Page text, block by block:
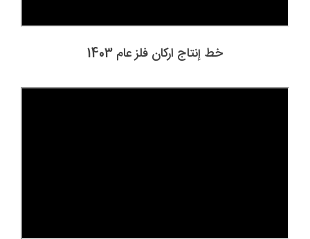
خط إنتاج ارکان فلز عام 1403